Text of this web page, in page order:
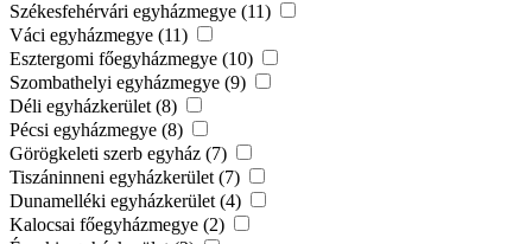
Székesfehérvári egyházmegye (11)
Váci egyházmegye (11)
Esztergomi főegyházmegye (10)
Szombathelyi egyházmegye (9)
Déli egyházkerület (8)
Pécsi egyházmegye (8)
Görögkeleti szerb egyház (7)
Tiszáninneni egyházkerület (7)
Dunamelléki egyházkerület (4)
Kalocsai főegyházmegye (2)